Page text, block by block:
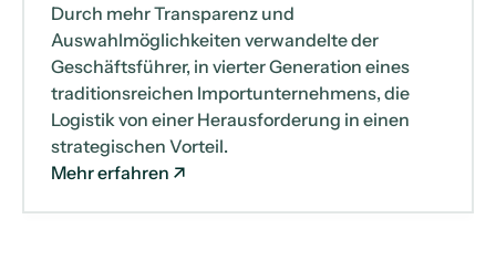
Durch mehr Transparenz und
Auswahlmöglichkeiten verwandelte der
Geschäftsführer, in vierter Generation eines
traditionsreichen Importunternehmens, die
Logistik von einer Herausforderung in einen
strategischen Vorteil.
Mehr erfahren